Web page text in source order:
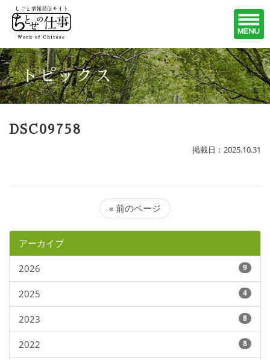
トピックス
DSC09758
掲載日：2025.10.31
« 前のページ
アーカイブ
2026 9
2025 4
2023 8
2022 8